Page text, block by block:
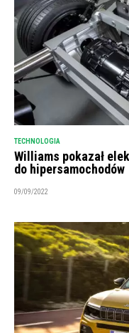
TECHNOLOGIA
Williams pokazał
do hipersamochodów
09/09/2022